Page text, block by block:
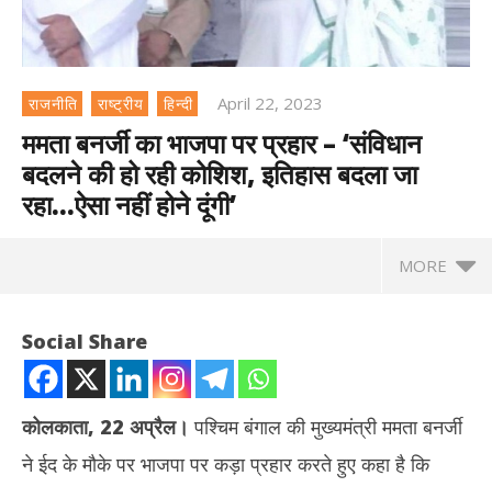
राजनीति राष्ट्रीय हिन्दी April 22, 2023
ममता बनर्जी का भाजपा पर प्रहार – ‘संविधान
बदलने की हो रही कोशिश, इतिहास बदला जा
रहा…ऐसा नहीं होने दूंगी’
MORE
Social Share
कोलकाता, 22 अप्रैल। पश्चिम बंगाल की मुख्यमंत्री ममता बनर्जी
ने ईद के मौके पर भाजपा पर कड़ा प्रहार करते हुए कहा है कि